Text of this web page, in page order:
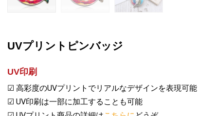
UVプリントピンバッジ
UV印刷
☑ 高彩度のUVプリントでリアルなデザインを表現可能
☑ UV印刷は一部に加工することも可能